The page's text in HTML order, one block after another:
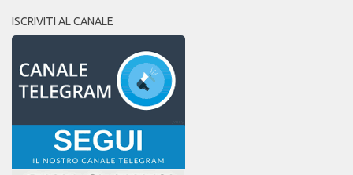
ISCRIVITI AL CANALE